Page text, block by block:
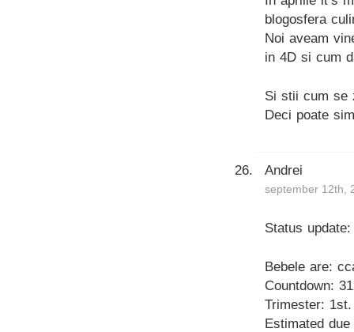
blogosfera
Noi aveam
in 4D si cum
Si stii cum se
Deci poate
Andrei
september 12th,
Status update:
Bebele are:
Countdown:
Trimester: 1st.
Estimated